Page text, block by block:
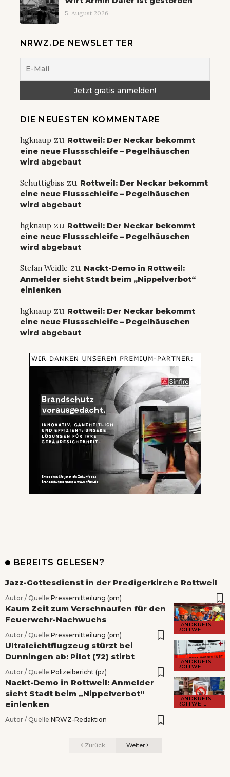
5. August 2026
NRWZ.DE NEWSLETTER
DIE NEUESTEN KOMMENTARE
hgknaup zu Rottweil: Der Neckar bekommt
eine neue Flussschleife – Pegelhäuschen
wird abgebaut
Schuttigbiss zu Rottweil: Der Neckar bekommt
eine neue Flussschleife – Pegelhäuschen
wird abgebaut
hgknaup zu Rottweil: Der Neckar bekommt
eine neue Flussschleife – Pegelhäuschen
wird abgebaut
Stefan Weidle zu Nackt-Demo in Rottweil:
Anmelder sieht Stadt beim „Nippelverbot“
einlenken
hgknaup zu Rottweil: Der Neckar bekommt
eine neue Flussschleife – Pegelhäuschen
wird abgebaut
BEREITS GELESEN?
Jazz-Gottesdienst in der Predigerkirche Rottweil
Autor / Quelle:Pressemitteilung (pm)
LANDKREIS
ROTTWEIL
Kaum Zeit zum Verschnaufen für den
Feuerwehr-Nachwuchs
Autor / Quelle:Pressemitteilung (pm)
LANDKREIS
ROTTWEIL
Ultraleichtflugzeug stürzt bei
Dunningen ab: Pilot (72) stirbt
Autor / Quelle:Polizeibericht (pz)
LANDKREIS
ROTTWEIL
Nackt-Demo in Rottweil: Anmelder
sieht Stadt beim „Nippelverbot“
einlenken
Autor / Quelle:NRWZ-Redaktion
Zurück Weiter